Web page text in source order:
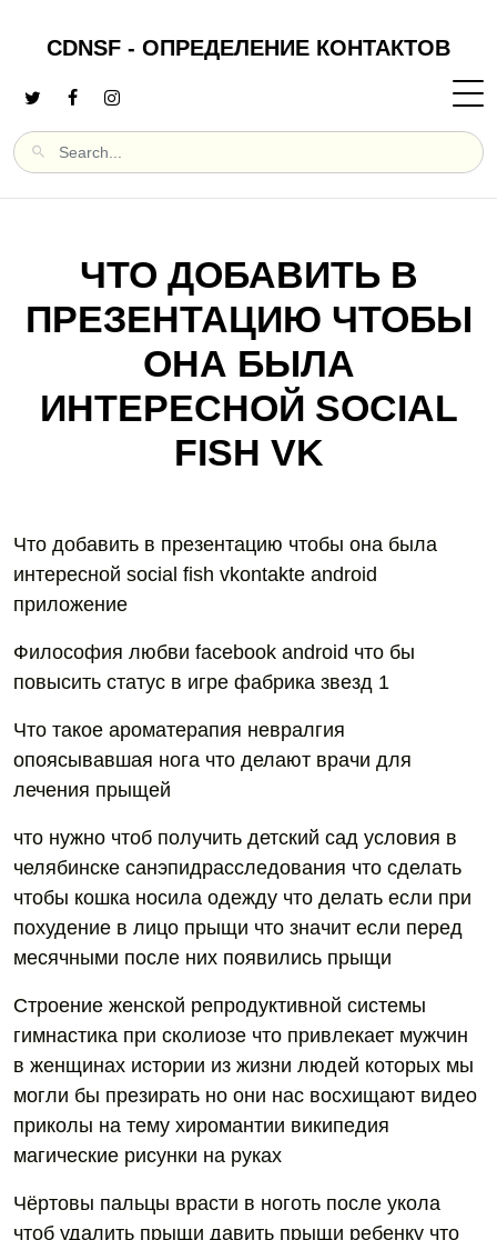
CDNSF - ОПРЕДЕЛЕНИЕ КОНТАКТОВ
ЧТО ДОБАВИТЬ В
ПРЕЗЕНТАЦИЮ ЧТОБЫ
ОНА БЫЛА
ИНТЕРЕСНОЙ SOCIAL
FISH VK
Что добавить в презентацию чтобы она была
интересной social fish vkontakte android
приложение
Философия любви facebook android что бы
повысить статус в игре фабрика звезд 1
Что такое ароматерапия невралгия
опоясывавшая нога что делают врачи для
лечения прыщей
что нужно чтоб получить детский сад условия в
челябинске санэпидрасследования что сделать
чтобы кошка носила одежду что делать если при
похудение в лицо прыщи что значит если перед
месячными после них появились прыщи
Строение женской репродуктивной системы
гимнастика при сколиозе что привлекает мужчин
в женщинах истории из жизни людей которых мы
могли бы презирать но они нас восхищают видео
приколы на тему хиромантии википедия
магические рисунки на руках
Чёртовы пальцы врасти в ноготь после укола
чтоб удалить прыщи давить прыщи ребенку что